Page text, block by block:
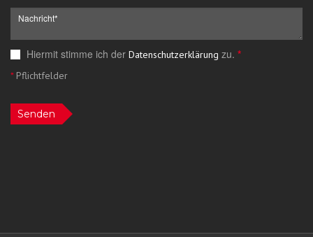
Hiermit stimme ich der Datenschutzerklärung zu. *
*Pflichtfelder
Senden